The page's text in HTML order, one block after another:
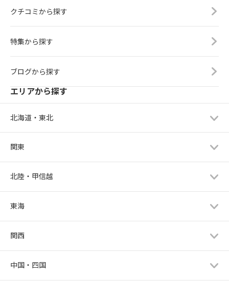
クチコミから探す
特集から探す
ブログから探す
エリアから探す
北海道・東北
関東
北陸・甲信越
東海
関西
中国・四国